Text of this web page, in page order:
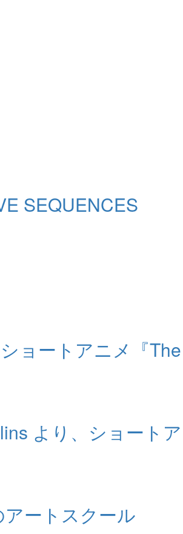
SEQUENCES
ョートアニメ『The
より、ショートア
ートスクール